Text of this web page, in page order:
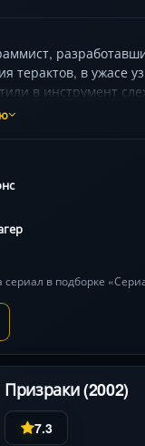
терактов, в ужасе
в инструмент
его отдел ЦРУ
подготовки, без
в
недр.
эту партию в
власти, где
шторм, держа
кадров. Кому
язык правды?
сериал в подборке
Призраки (2002)
7.3